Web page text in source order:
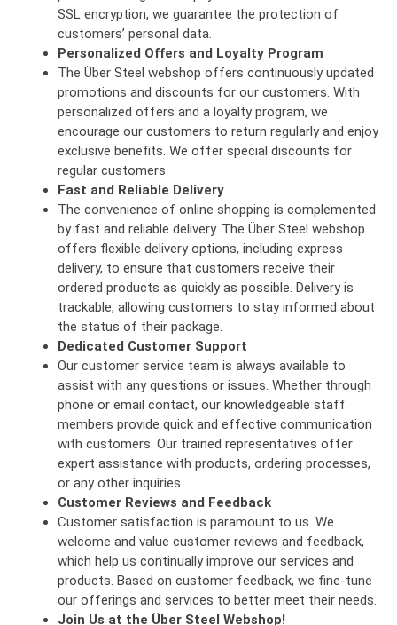
SSL encryption, we guarantee the protection of
customers’ personal data.
Personalized Offers and Loyalty Program
The Über Steel webshop offers continuously updated
promotions and discounts for our customers. With
personalized offers and a loyalty program, we
encourage our customers to return regularly and enjoy
exclusive benefits. We offer special discounts for
regular customers.
Fast and Reliable Delivery
The convenience of online shopping is complemented
by fast and reliable delivery. The Über Steel webshop
offers flexible delivery options, including express
delivery, to ensure that customers receive their
ordered products as quickly as possible. Delivery is
trackable, allowing customers to stay informed about
the status of their package.
Dedicated Customer Support
Our customer service team is always available to
assist with any questions or issues. Whether through
phone or email contact, our knowledgeable staff
members provide quick and effective communication
with customers. Our trained representatives offer
expert assistance with products, ordering processes,
or any other inquiries.
Customer Reviews and Feedback
Customer satisfaction is paramount to us. We
welcome and value customer reviews and feedback,
which help us continually improve our services and
products. Based on customer feedback, we fine-tune
our offerings and services to better meet their needs.
Join Us at the Über Steel Webshop!